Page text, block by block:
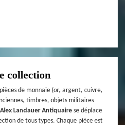
collection
de monnaie (or, argent, cuivre,
timbres, objets militaires
Alex Landauer Antiquaire se déplace
de tous types. Chaque pièce est